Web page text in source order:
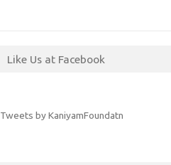
Like Us at Facebook
Tweets by KaniyamFoundatn